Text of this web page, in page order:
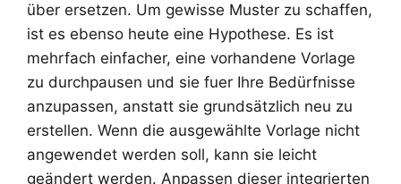
über ersetzen. Um gewisse Muster zu schaffen,
ist es ebenso heute eine Hypothese. Es ist
mehrfach einfacher, eine vorhandene Vorlage
zu durchpausen und sie fuer Ihre Bedürfnisse
anzupassen, anstatt sie grundsätzlich neu zu
erstellen. Wenn die ausgewählte Vorlage nicht
angewendet werden soll, kann sie leicht
geändert werden. Anpassen dieser integrierten